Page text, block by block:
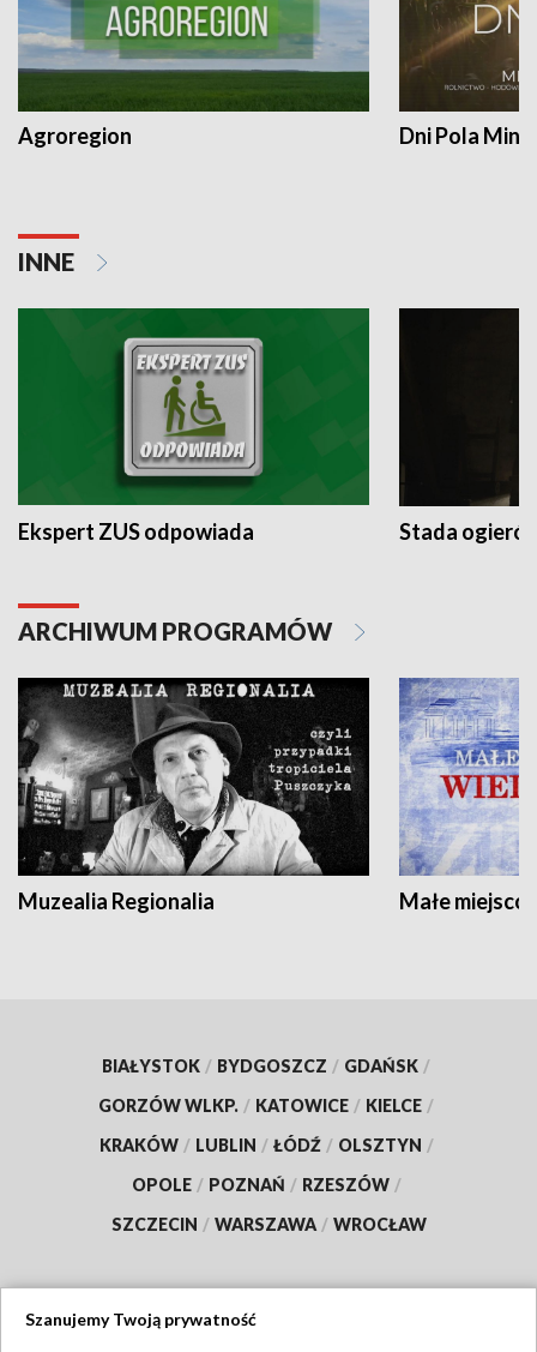
Agroregion Dni Pola
INNE
Ekspert ZUS odpowiada Stada
ARCHIWUM PROGRAMÓW
Muzealia Regionalia Małe
BIAŁYSTOK / BYDGOSZCZ / GDAŃSK /
GORZÓW WLKP. / KATOWICE / KIELCE /
KRAKÓW / LUBLIN / ŁÓDŹ / OLSZTYN /
OPOLE / POZNAŃ / RZESZÓW /
SZCZECIN / WARSZAWA / WROCŁAW
Szanujemy Twoją prywatność